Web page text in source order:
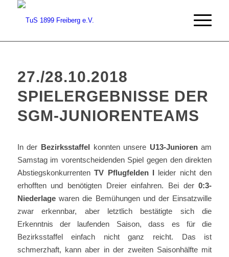
27./28.10.2018
SPIELERGEBNISSE DER
SGM-JUNIORENTEAMS
In der Bezirksstaffel konnten unsere U13-Juniorenam
Samstag im vorentscheidenden Spiel gegen den direkten
AbstiegskonkurrentenTV Pflugfelden I leider nicht den
erhofften und benötigten Dreier einfahren. Bei der0:3-
Niederlage waren die Bemühungen und der Einsatzwille
zwar erkennbar, aber letztlich bestätigte sich die
Erkenntnis der laufenden Saison, dass es für die
Bezirksstaffel einfach nicht ganz reicht. Das ist
schmerzhaft, kann aber in der zweiten Saisonhälfte mit